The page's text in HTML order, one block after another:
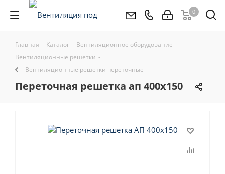
0
Главная - Каталог - Вентиляционное оборудование -
Вентиляционные решетки -
Вентиляционные решетки переточные -
переточная решетка ап 400x150